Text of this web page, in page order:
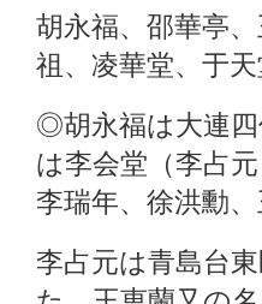
胡永福、邵華亭
祖、凌華堂、于
◎胡永福は大連四
は李会堂（李占
李瑞年、徐洪勳
李占元は青島台